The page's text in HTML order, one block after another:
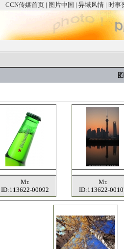
CCN传媒首页 | 图片中国 | 异域风情 | 时事
图
Mr.
ID:113622-00092
Mr.
ID:113622-